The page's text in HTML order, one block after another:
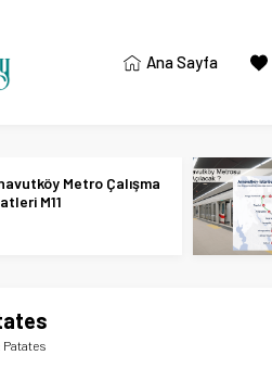
Ana Sayfa
Metro Çalışma
M11
Patates